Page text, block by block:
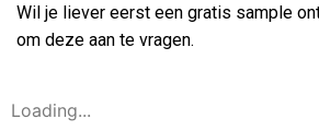
Wil je liever eerst een gratis sample
om deze aan te vragen.
Loading...